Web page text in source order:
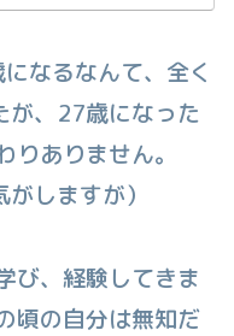
...
なるなんて、全く
が、27歳になった
ありません。
しますが）
び、経験してきま
頃の自分は無知だ